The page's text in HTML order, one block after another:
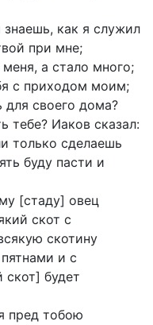
как я служил
при мне;
а стало много;
с приходом моим;
для своего дома?
тебе? Иаков сказал:
только сделаешь
буду пасти и
[стаду] овец
скот с
скотину
и с
скот] будет
пред тобою